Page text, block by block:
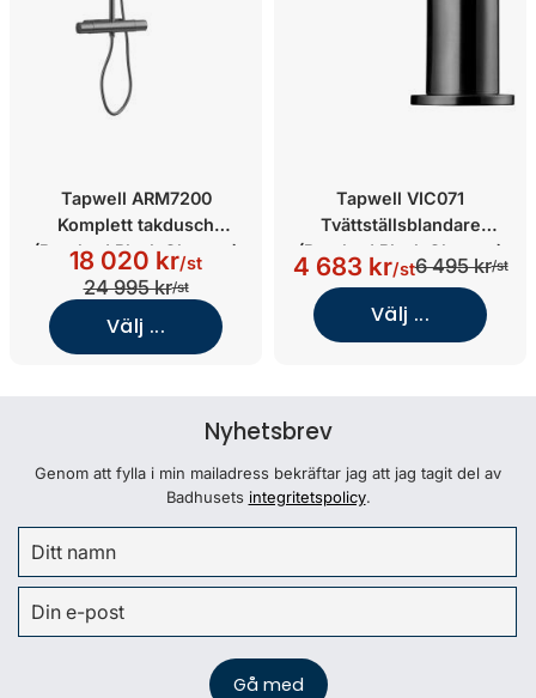
Tapwell ARM7200
Komplett takdusch
(Brushed Black Chrome)
18 020 kr/st
24 995 kr/st
Välj ...
Tapwell VIC071
Tvättställsblandare
(Brushed Black Chrome)
4 683 kr/st6 495 kr/st
Välj ...
Nyhetsbrev
Genom att fylla i min mailadress bekräftar jag att jag tagit del av
Badhusets integritetspolicy.